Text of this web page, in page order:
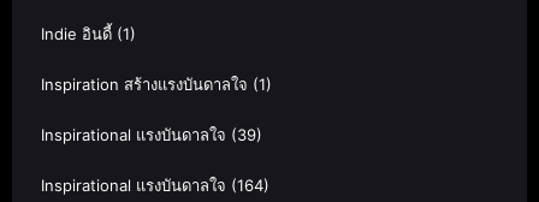
Indie อินดี้ (1)
Inspiration สร้างแรงบันดาลใจ (1)
Inspirational แรงบันดาลใจ (39)
Inspirational แรงบันดาลใจ (164)